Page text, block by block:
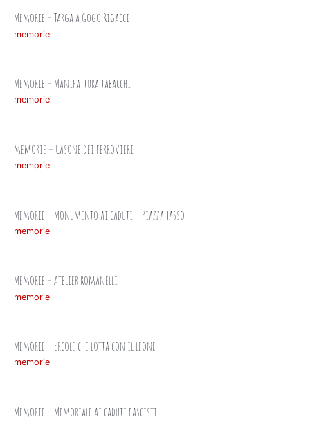
Memorie – Targa a Gogo Rigacci
memorie
Memorie – Manifattura tabacchi
memorie
memorie – Casone dei ferrovieri
memorie
Memorie – Monumento ai caduti – Piazza Tasso
memorie
Memorie – Atelier Romanelli
memorie
Memorie – Ercole che lotta con il leone
memorie
Memorie – Memoriale ai caduti fascisti